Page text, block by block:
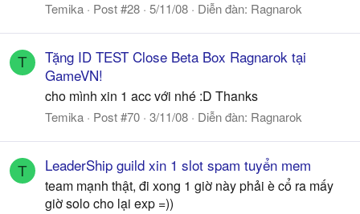
Temika Post #28 5/11/08 Diễn đàn: Ragnarok
T
Tặng ID TEST Close Beta Box Ragnarok tại
GameVN!
cho mình xin 1 acc với nhé :D Thanks
Temika Post #70 3/11/08 Diễn đàn: Ragnarok
T LeaderShip guild xin 1 slot spam tuyển mem
team mạnh thật, đi xong 1 giờ này phải è cổ ra mấy
giờ solo cho lại exp =))